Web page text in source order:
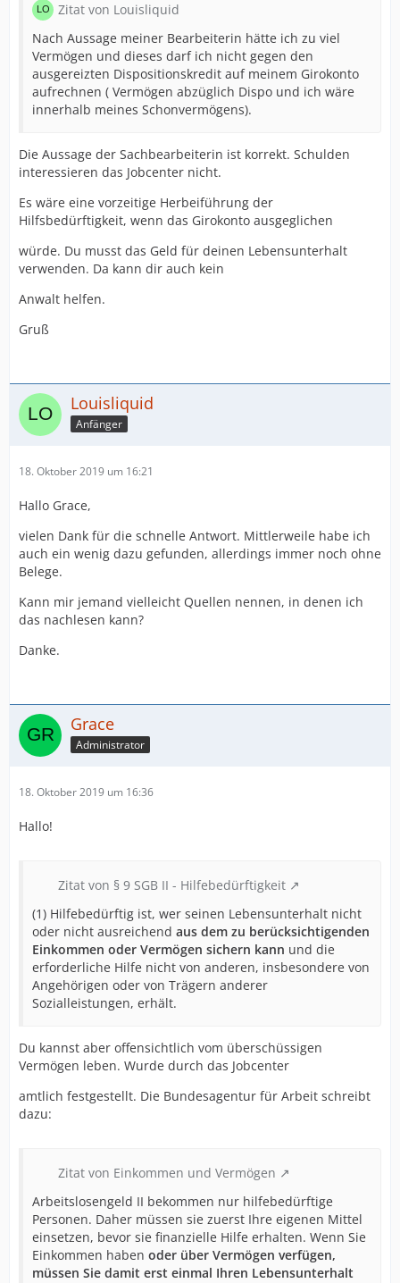
Zitat von Louisliquid
Nach Aussage meiner Bearbeiterin hätte ich zu viel
Vermögen und dieses darf ich nicht gegen den
ausgereizten Dispositionskredit auf meinem Girokonto
aufrechnen ( Vermögen abzüglich Dispo und ich wäre
innerhalb meines Schonvermögens).
Die Aussage der Sachbearbeiterin ist korrekt. Schulden
interessieren das Jobcenter nicht.
Es wäre eine vorzeitige Herbeiführung der
Hilfsbedürftigkeit, wenn das Girokonto ausgeglichen
würde. Du musst das Geld für deinen Lebensunterhalt
verwenden. Da kann dir auch kein
Anwalt helfen.
Gruß
Louisliquid
Anfänger
18. Oktober 2019 um 16:21
Hallo Grace,
vielen Dank für die schnelle Antwort. Mittlerweile habe ich
auch ein wenig dazu gefunden, allerdings immer noch ohne
Belege.
Kann mir jemand vielleicht Quellen nennen, in denen ich
das nachlesen kann?
Danke.
Grace
Administrator
18. Oktober 2019 um 16:36
Hallo!
Zitat von § 9 SGB II - Hilfebedürftigkeit
(1) Hilfebedürftig ist, wer seinen Lebensunterhalt nicht
oder nicht ausreichend aus dem zu berücksichtigenden
Einkommen oder Vermögen sichern kann und die
erforderliche Hilfe nicht von anderen, insbesondere von
Angehörigen oder von Trägern anderer
Sozialleistungen, erhält.
Du kannst aber offensichtlich vom überschüssigen
Vermögen leben. Wurde durch das Jobcenter
amtlich festgestellt. Die Bundesagentur für Arbeit schreibt
dazu:
Zitat von Einkommen und Vermögen
Arbeitslosengeld II bekommen nur hilfebedürftige
Personen. Daher müssen sie zuerst Ihre eigenen Mittel
einsetzen, bevor sie finanzielle Hilfe erhalten. Wenn Sie
Einkommen haben oder über Vermögen verfügen,
müssen Sie damit erst einmal Ihren Lebensunterhalt